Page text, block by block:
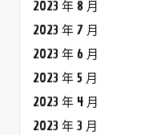
2023 年 8 月
2023 年 7 月
2023 年 6 月
2023 年 5 月
2023 年 4 月
2023 年 3 月